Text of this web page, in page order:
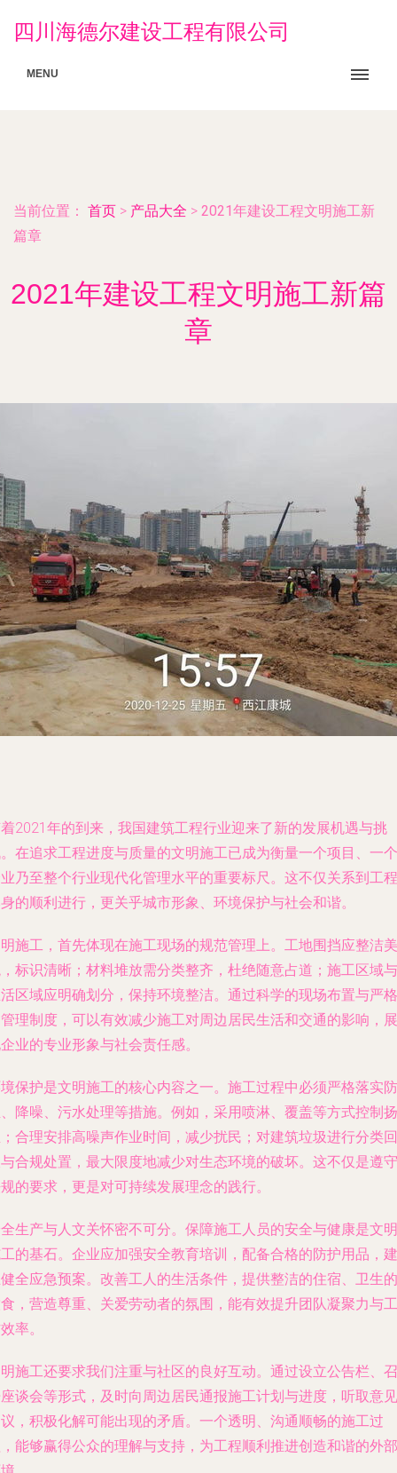
四川海德尔建设工程有限公司
MENU
当前位置： 首页 > 产品大全 > 2021年建设工程文明施工新
篇章
2021年建设工程文明施工新篇
章
2021年的到来，我国建筑工程行业迎来了新的发展机遇与挑
在追求工程进度与质量的文明施工已成为衡量一个项目、一个
乃至整个行业现代化管理水平的重要标尺。这不仅关系到工程
的顺利进行，更关乎城市形象、环境保护与社会和谐。
施工，首先体现在施工现场的规范管理上。工地围挡应整洁美
标识清晰；材料堆放需分类整齐，杜绝随意占道；施工区域与
区域应明确划分，保持环境整洁。通过科学的现场布置与严格
理制度，可以有效减少施工对周边居民生活和交通的影响，展
业的专业形象与社会责任感。
保护是文明施工的核心内容之一。施工过程中必须严格落实防
降噪、污水处理等措施。例如，采用喷淋、覆盖等方式控制扬
合理安排高噪声作业时间，减少扰民；对建筑垃圾进行分类回
合规处置，最大限度地减少对生态环境的破坏。这不仅是遵守
的要求，更是对可持续发展理念的践行。
生产与人文关怀密不可分。保障施工人员的安全与健康是文明
的基石。企业应加强安全教育培训，配备合格的防护用品，建
全应急预案。改善工人的生活条件，提供整洁的住宿、卫生的
，营造尊重、关爱劳动者的氛围，能有效提升团队凝聚力与工
率。
施工还要求我们注重与社区的良好互动。通过设立公告栏、召
谈会等形式，及时向周边居民通报施工计划与进度，听取意见
，积极化解可能出现的矛盾。一个透明、沟通顺畅的施工过
能够赢得公众的理解与支持，为工程顺利推进创造和谐的外部